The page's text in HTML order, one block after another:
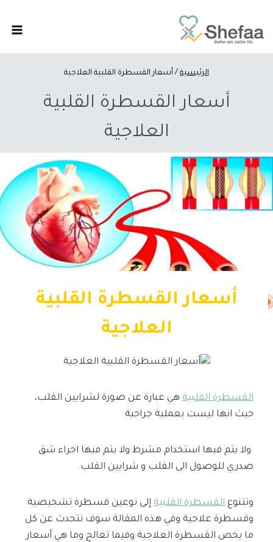
الرئيسية / أسعار القسطرة القلبية العلاجية
أسعار القسطرة القلبية
العلاجية
أسعار القسطرة القلبية
العلاجية
القسطرة القلبية هي عبارة عن صورة لشرايين القلب،
حيث انها ليست بعملية جراحية
ولا يتم فيها استخدام مشرط ولا يتم فيها اجراء شق
صدري للوصول الى القلب و شرايين القلب.
وتتنوع القسطرة القلبية إلى نوعين قسطرة تشخيصية
وقسطرة علاجية وفي هذه المقالة سوف نتحدث عن كل
ما يخص القسطرة العلاجية وفيما تعالج وما هي أسعار